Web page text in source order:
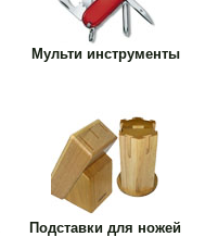
Мульти инструменты
Подставки для ножей